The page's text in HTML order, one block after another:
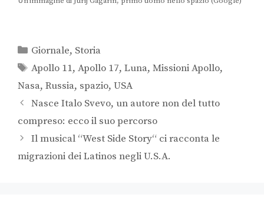
Giornale, Storia
Apollo 11,Apollo 17,Luna,Missioni Apollo,
Nasa, Russia, spazio, USA
Nasce Italo Svevo, un autore non del tutto
compreso: ecco il suo percorso
Il musical “West Side Story“ ci racconta le
migrazioni dei Latinos negli U.S.A.